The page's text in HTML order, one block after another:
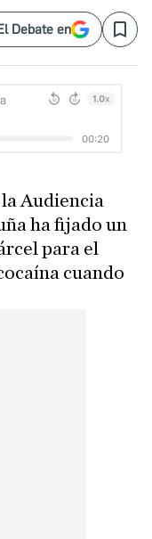
Debate en Save
Audiencia
ha fijado un
para el
cuando